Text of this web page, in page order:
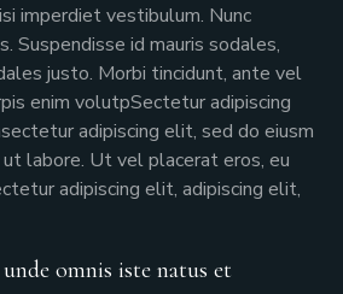
imperdiet vestibulum. Nunc
Suspendisse id mauris sodales,
justo. Morbi tincidunt, ante vel
enim volutpSectetur adipiscing
adipiscing elit, sed do eiusm
labore. Ut vel placerat eros, eu
adipiscing elit, adipiscing elit,
omnis iste natus et